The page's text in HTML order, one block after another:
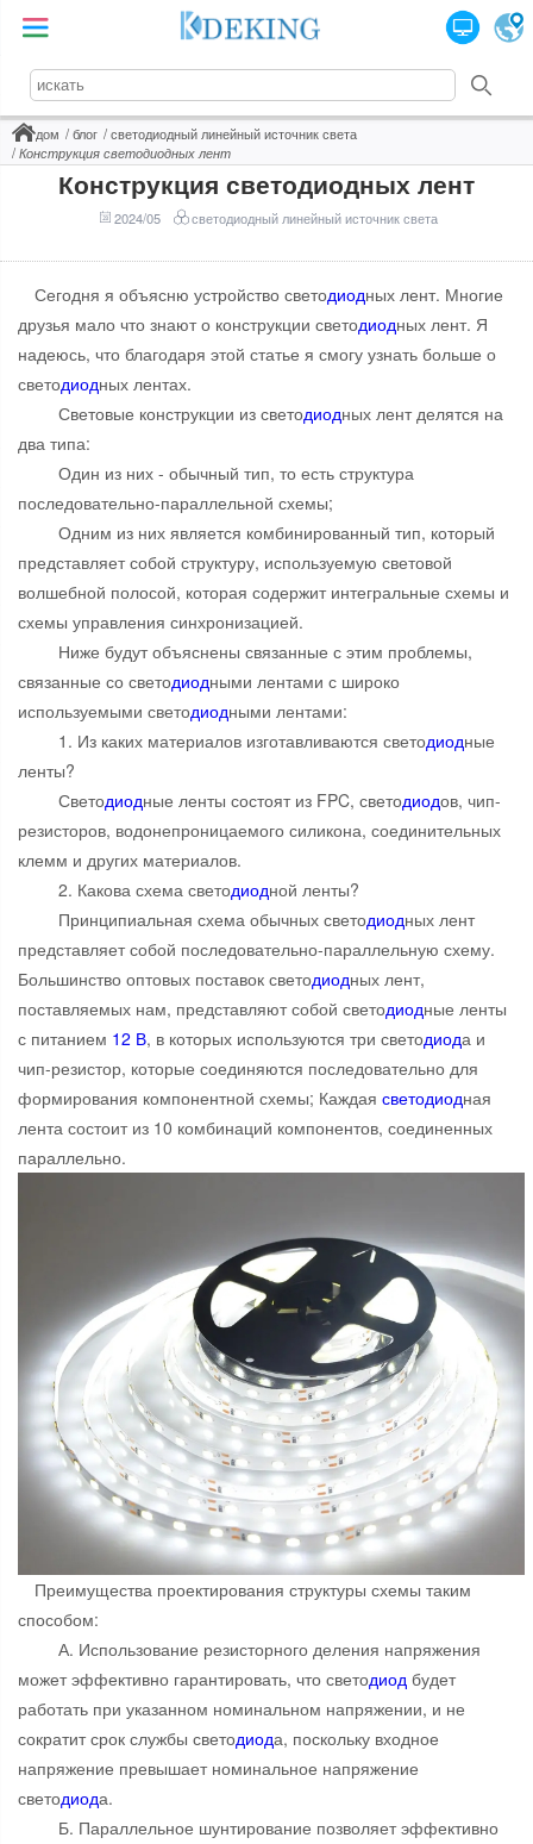
дом блог
светодиодный линейный источник света
Конструкция светодиодных лент
Конструкция светодиодных лент
2024/05 светодиодный линейный источник света
Сегодня я объясню устройство светодиодных лент. Многие
друзья мало что знают о конструкции светодиодных лент. Я
надеюсь, что благодаря этой статье я смогу узнать больше о
светодиодных лентах.
Световые конструкции из светодиодных лент делятся на
два типа:
Один из них - обычный тип, то есть структура
последовательно-параллельной схемы;
Одним из них является комбинированный тип, который
представляет собой структуру, используемую световой
волшебной полосой, которая содержит интегральные схемы и
схемы управления синхронизацией.
Ниже будут объяснены связанные с этим проблемы,
связанные со светодиодными лентами с широко
используемыми светодиодными лентами:
1. Из каких материалов изготавливаются светодиодные
ленты?
Светодиодные ленты состоят из FPC, светодиодов, чип-
резисторов, водонепроницаемого силикона, соединительных
клемм и других материалов.
2. Какова схема светодиодной ленты?
Принципиальная схема обычных светодиодных лент
представляет собой последовательно-параллельную схему.
Большинство оптовых поставок светодиодных лент,
поставляемых нам, представляют собой светодиодные ленты
с питанием 12 В, в которых используются три светодиода и
чип-резистор, которые соединяются последовательно для
формирования компонентной схемы; Каждая светодиодная
лента состоит из 10 комбинаций компонентов, соединенных
параллельно.
Преимущества проектирования структуры схемы таким
способом:
А. Использование резисторного деления напряжения
может эффективно гарантировать, что светодиод будет
работать при указанном номинальном напряжении, и не
сократит срок службы светодиода, поскольку входное
напряжение превышает номинальное напряжение
светодиода.
Б. Параллельное шунтирование позволяет эффективно